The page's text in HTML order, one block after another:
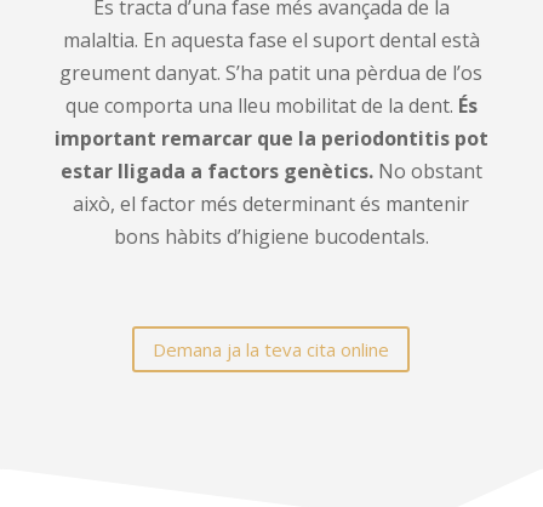
Es tracta d’una fase més avançada de la
malaltia. En aquesta fase el suport dental està
greument danyat. S’ha patit una pèrdua de l’os
que comporta una lleu mobilitat de la dent. És
important remarcar que la periodontitis pot
estar lligada a factors genètics.No obstant
això, el factor més determinant és mantenir
bons hàbits d’higiene bucodentals.
Demana ja la teva cita online